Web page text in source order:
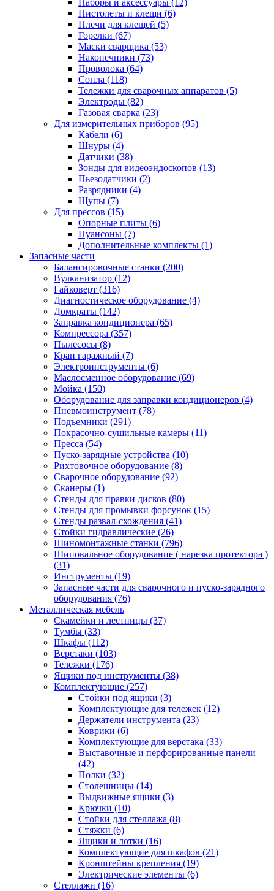
Наборы и аксессуары (12)
Пистолеты и клещи (6)
Плечи для клещей (5)
Горелки (67)
Маски сварщика (53)
Наконечники (73)
Проволока (64)
Сопла (118)
Тележки для сварочных аппаратов (5)
Электроды (82)
Газовая сварка (23)
Для измерительных приборов (95)
Кабели (6)
Шнуры (4)
Датчики (38)
Зонды для видеоэндоскопов (13)
Пьезодатчики (2)
Разрядники (4)
Щупы (7)
Для прессов (15)
Опорные плиты (6)
Пуансоны (7)
Дополнительные комплекты (1)
Запасные части
Балансировочные станки (200)
Вулканизатор (12)
Гайковерт (316)
Диагностическое оборудование (4)
Домкраты (142)
Заправка кондиционера (65)
Компрессора (357)
Пылесосы (8)
Кран гаражный (7)
Электроинструменты (6)
Маслосменное оборудование (69)
Мойка (150)
Оборудование для заправки кондиционеров (4)
Пневмоинструмент (78)
Подъемники (291)
Покрасочно-сушильные камеры (11)
Пресса (54)
Пуско-зарядные устройства (10)
Рихтовочное оборудование (8)
Сварочное оборудование (92)
Сканеры (1)
Стенды для правки дисков (80)
Стенды для промывки форсунок (15)
Стенды развал-схождения (41)
Стойки гидравлические (26)
Шиномонтажные станки (796)
Шиповальное оборудование ( нарезка протектора )
(31)
Инструменты (19)
Запасные части для сварочного и пуско-зарядного
оборудования (76)
Металлическая мебель
Скамейки и лестницы (37)
Тумбы (33)
Шкафы (112)
Верстаки (103)
Тележки (176)
Ящики под инструменты (38)
Комплектующие (257)
Стойки под ящики (3)
Комплектующие для тележек (12)
Держатели инструмента (23)
Коврики (6)
Комплектующие для верстака (33)
Выставочные и перфорированные панели
(42)
Полки (32)
Столешницы (14)
Выдвижные ящики (3)
Крючки (10)
Стойки для стеллажа (8)
Стяжки (6)
Ящики и лотки (16)
Комплектующие для шкафов (21)
Кронштейны крепления (19)
Электрические элементы (6)
Стеллажи (16)